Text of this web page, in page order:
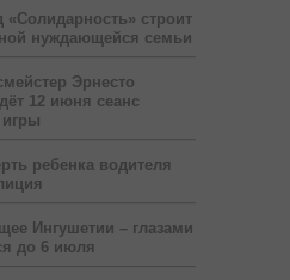
строит
нуждающейся семьи
Эрнесто
12 июня сеанс
ребенка водителя
Ингушетии – глазами
до 6 июля